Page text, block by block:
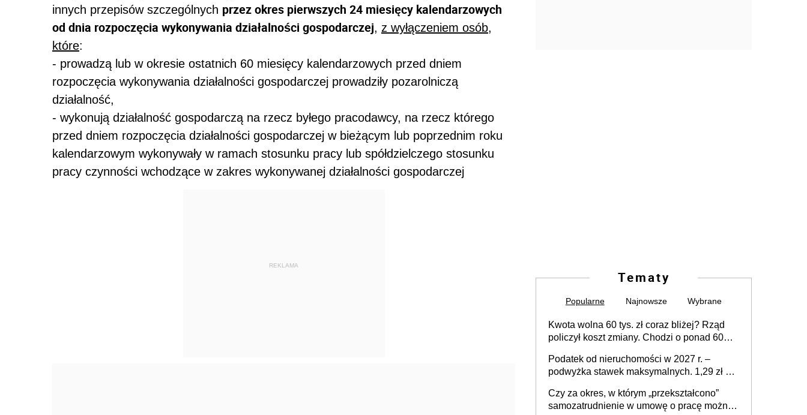
innych przepisów szczególnych przez okres pierwszych 24 miesięcy kalendarzowych
od dnia rozpoczęcia wykonywania działalności gospodarczej, z wyłączeniem osób,
które:
- prowadzą lub w okresie ostatnich 60 miesięcy kalendarzowych przed dniem
rozpoczęcia wykonywania działalności gospodarczej prowadziły pozarolniczą
działalność,
- wykonują działalność gospodarczą na rzecz byłego pracodawcy, na rzecz którego
przed dniem rozpoczęcia działalności gospodarczej w bieżącym lub poprzednim roku
kalendarzowym wykonywały w ramach stosunku pracy lub spółdzielczego stosunku
pracy czynności wchodzące w zakres wykonywanej działalności gospodarczej
REKLAMA
Tematy
Popularne Najnowsze Wybrane
Kwota wolna 60 tys. zł coraz bliżej? Rząd
policzył koszt zmiany. Chodzi o ponad 60
Podatek od nieruchomości w 2027 r. –
podwyżka stawek maksymalnych. 1,29 zł za
budynków i lokali związanych z
prowadzeniem działalności gospodarczej
Czy za okres, w którym „przekształcono”
samozatrudnienie w umowę o pracę można